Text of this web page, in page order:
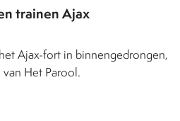
trainen Ajax
Ajax-fort in binnengedrongen,
Het Parool.